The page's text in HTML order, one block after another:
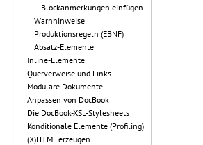
Blockanmerkungen einfügen
Warnhinweise
Produktionsregeln (EBNF)
Absatz-Elemente
Inline-Elemente
Querverweise und Links
Modulare Dokumente
Anpassen von DocBook
Die DocBook-XSL-Stylesheets
Konditionale Elemente (Profiling)
(X)HTML erzeugen